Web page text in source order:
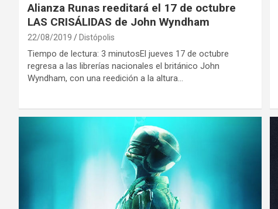
Alianza Runas reeditará el 17 de octubre
LAS CRISÁLIDAS de John Wyndham
22/08/2019 Distópolis
Tiempo de lectura: 3 minutosEl jueves 17 de octubre
regresa a las librerías nacionales el británico John
Wyndham, con una reedición a la altura…